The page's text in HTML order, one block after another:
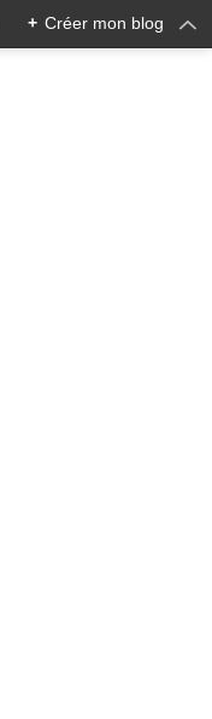
+ Créer mon blog